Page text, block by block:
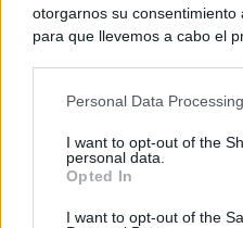
otorgarnos su
para que llevemos a cabo el
negar su consentimiento.
de su consentimiento, pero
rechazar tal procesamiento.
cualquier momento entrando
Personal Data
I want to opt-out of the
personal data.
Opted In
I want to opt-out of the